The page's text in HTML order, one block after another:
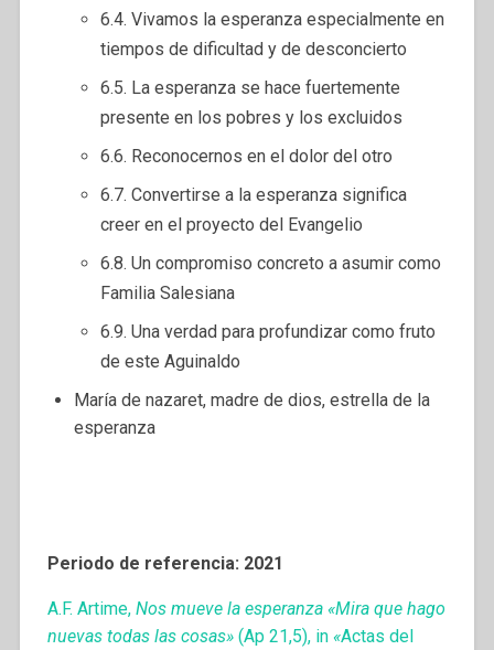
6.4. Vivamos la esperanza especialmente en
tiempos de dificultad y de desconcierto
6.5. La esperanza se hace fuertemente
presente en los pobres y los excluidos
6.6. Reconocernos en el dolor del otro
6.7. Convertirse a la esperanza significa
creer en el proyecto del Evangelio
6.8. Un compromiso concreto a asumir como
Familia Salesiana
6.9. Una verdad para profundizar como fruto
de este Aguinaldo
María de nazaret, madre de dios, estrella de la
esperanza
Periodo de referencia: 2021
A.F. Artime, Nos mueve la esperanza «Mira que hago
nuevas todas las cosas»(Ap 21,5), in «Actas del